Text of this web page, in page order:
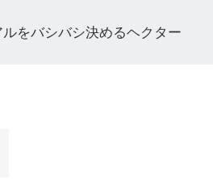
をバシバシ決めるヘクター